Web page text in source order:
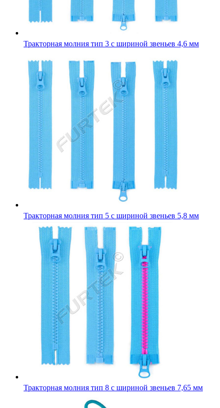
Тракторная молния тип 3 с шириной звеньев 4,6 мм
Тракторная молния тип 5 с шириной звеньев 5,8 мм
Тракторная молния тип 8 с шириной звеньев 7,65 мм